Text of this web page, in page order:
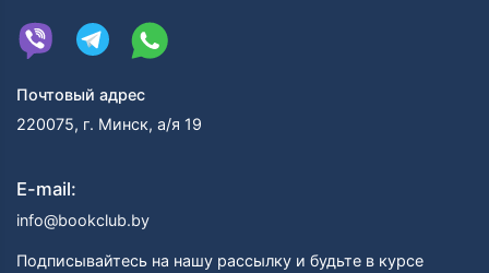
Почтовый адрес
220075, г. Минск, а/я 19
E-mail:
info@bookclub.by
Подписывайтесь на нашу рассылку и будьте в курсе